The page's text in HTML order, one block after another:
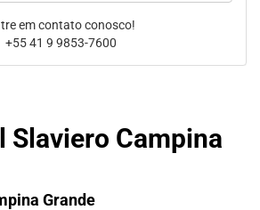
Slaviero Campina
Grande
em contato conosco!
+55 41 9 9853-7600